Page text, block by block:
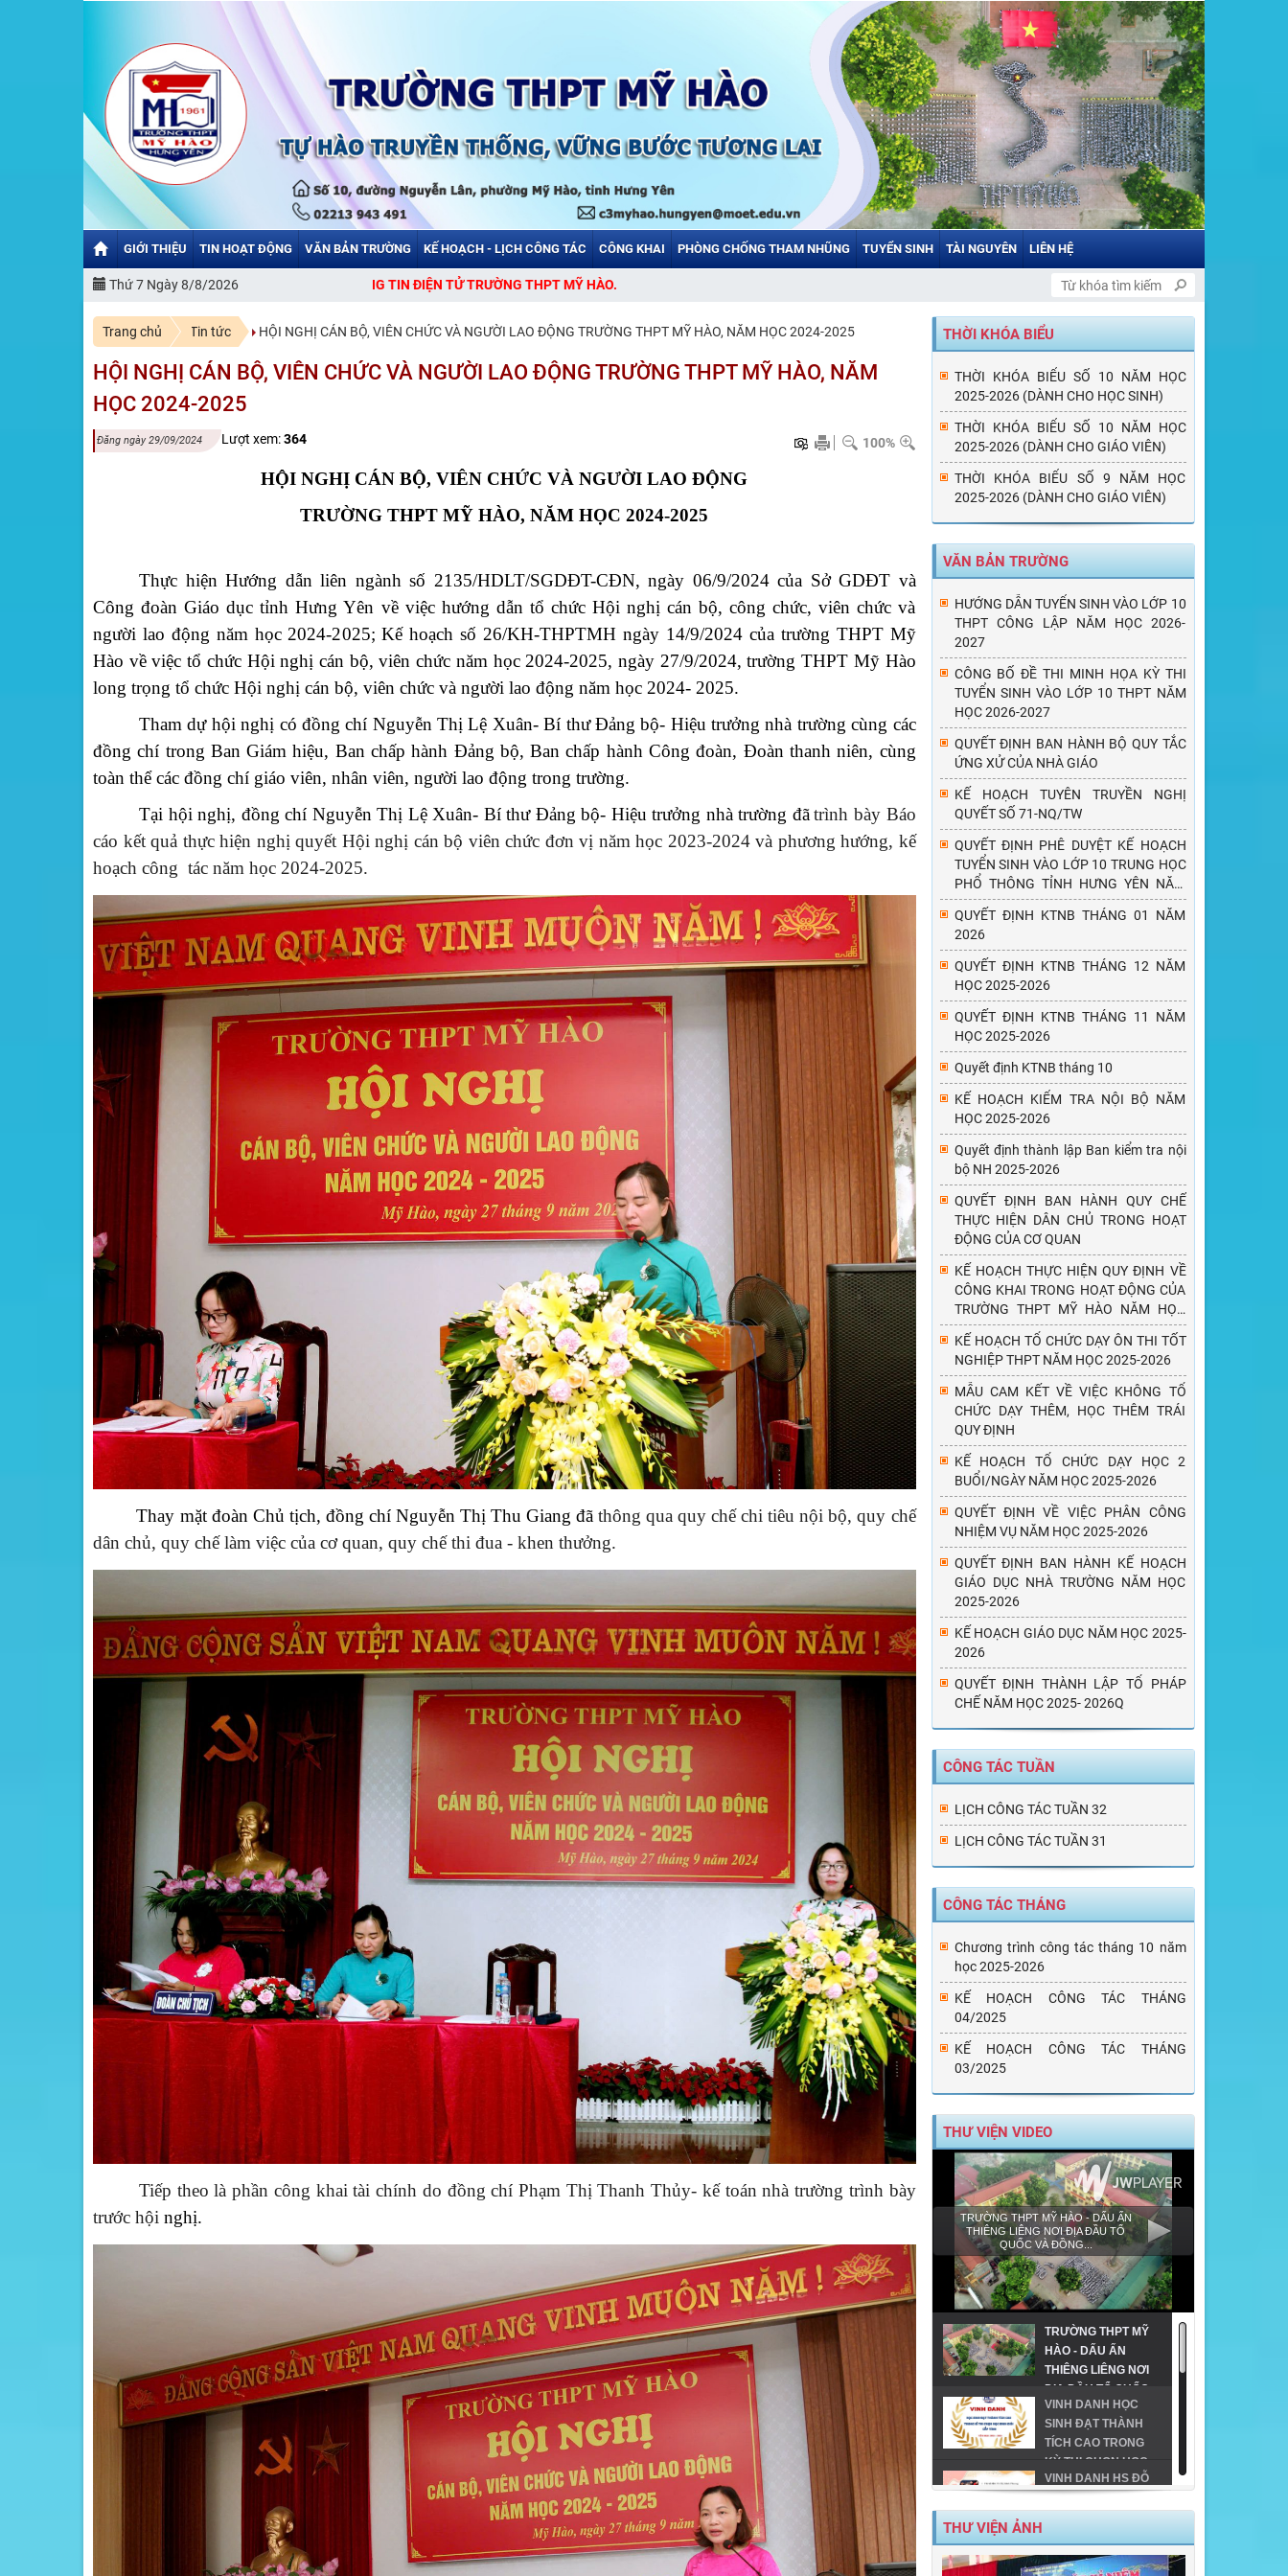
GIỚI THIỆU TIN HOẠT ĐỘNG VĂN BẢN TRƯỜNG KẾ HOẠCH - LỊCH CÔNG TÁC CÔNG KHAI PHÒNG CHỐNG THAM NHŨNG TUYỂN SINH TÀI NGUYÊN LIÊN HỆ
Thứ 7 Ngày 8/8/2026
BẠN ĐẾN VỚI CỔNG THÔNG TIN ĐIỆN TỬ TRƯỜNG THPT MỸ HÀO.
Trang chủ Tin tức HỘI NGHỊ CÁN BỘ, VIÊN CHỨC VÀ NGƯỜI LAO ĐỘNG TRƯỜNG THPT MỸ HÀO, NĂM HỌC 2024-2025
HỘI NGHỊ CÁN BỘ, VIÊN CHỨC VÀ NGƯỜI LAO ĐỘNG TRƯỜNG THPT MỸ HÀO, NĂM
HỌC 2024-2025
Đăng ngày 29/09/2024 Lượt xem:364 100%
HỘI NGHỊ CÁN BỘ, VIÊN CHỨC VÀ NGƯỜI LAO ĐỘNG
TRƯỜNG THPT MỸ HÀO, NĂM HỌC 2024-2025
Thực hiện Hướng dẫn liên ngành số 2135/HDLT/SGDĐT-CĐN, ngày 06/9/2024 của Sở GDĐT và
Công đoàn Giáo dục tỉnh Hưng Yên về việc hướng dẫn tổ chức Hội nghị cán bộ, công chức, viên chức và
người lao động năm học 2024-2025; Kế hoạch số 26/KH-THPTMH ngày 14/9/2024 của trường THPT Mỹ
Hào về việc tổ chức Hội nghị cán bộ, viên chức năm học 2024-2025, ngày 27/9/2024, trường THPT Mỹ Hào
long trọng tổ chức Hội nghị cán bộ, viên chức và người lao động năm học 2024- 2025.
Tham dự hội nghị có đồng chí Nguyễn Thị Lệ Xuân- Bí thư Đảng bộ- Hiệu trưởng nhà trường cùng các
đồng chí trong Ban Giám hiệu, Ban chấp hành Đảng bộ, Ban chấp hành Công đoàn, Đoàn thanh niên, cùng
toàn thể các đồng chí giáo viên, nhân viên, người lao động trong trường.
Tại hội nghị, đồng chí Nguyễn Thị Lệ Xuân- Bí thư Đảng bộ- Hiệu trưởng nhà trường đã trình bày Báo
cáo kết quả thực hiện nghị quyết Hội nghị cán bộ viên chức đơn vị năm học 2023-2024 và phương hướng, kế
hoạch công tác năm học 2024-2025.
Thay mặt đoàn Chủ tịch, đồng chí Nguyễn Thị Thu Giang đã thông qua quy chế chi tiêu nội bộ, quy chế
dân chủ, quy chế làm việc của cơ quan, quy chế thi đua - khen thưởng.
Tiếp theo là phần công khai tài chính do đồng chí Phạm Thị Thanh Thủy- kế toán nhà trường trình bày
trước hội nghị.
THỜI KHÓA BIỂU
THỜI KHÓA BIỂU SỐ 10 NĂM HỌC
2025-2026 (DÀNH CHO HỌC SINH)
THỜI KHÓA BIỂU SỐ 10 NĂM HỌC
2025-2026 (DÀNH CHO GIÁO VIÊN)
THỜI KHÓA BIỂU SỐ 9 NĂM HỌC
2025-2026 (DÀNH CHO GIÁO VIÊN)
VĂN BẢN TRƯỜNG
HƯỚNG DẪN TUYỂN SINH VÀO LỚP 10
THPT CÔNG LẬP NĂM HỌC 2026-
2027
CÔNG BỐ ĐỀ THI MINH HỌA KỲ THI
TUYỂN SINH VÀO LỚP 10 THPT NĂM
HỌC 2026-2027
QUYẾT ĐỊNH BAN HÀNH BỘ QUY TẮC
ỨNG XỬ CỦA NHÀ GIÁO
KẾ HOẠCH TUYÊN TRUYỀN NGHỊ
QUYẾT SỐ 71-NQ/TW
QUYẾT ĐỊNH PHÊ DUYỆT KẾ HOẠCH
TUYỂN SINH VÀO LỚP 10 TRUNG HỌC
PHỔ THÔNG TỈNH HƯNG YÊN NĂM
HỌC 2026-2027
QUYẾT ĐỊNH KTNB THÁNG 01 NĂM
2026
QUYẾT ĐỊNH KTNB THÁNG 12 NĂM
HỌC 2025-2026
QUYẾT ĐỊNH KTNB THÁNG 11 NĂM
HỌC 2025-2026
Quyết định KTNB tháng 10
KẾ HOẠCH KIỂM TRA NỘI BỘ NĂM
HỌC 2025-2026
Quyết định thành lập Ban kiểm tra nội
bộ NH 2025-2026
QUYẾT ĐỊNH BAN HÀNH QUY CHẾ
THỰC HIỆN DÂN CHỦ TRONG HOẠT
ĐỘNG CỦA CƠ QUAN
KẾ HOẠCH THỰC HIỆN QUY ĐỊNH VỀ
CÔNG KHAI TRONG HOẠT ĐỘNG CỦA
TRƯỜNG THPT MỸ HÀO NĂM HỌC
2025 - 2026
KẾ HOẠCH TỔ CHỨC DẠY ÔN THI TỐT
NGHIỆP THPT NĂM HỌC 2025-2026
MẪU CAM KẾT VỀ VIỆC KHÔNG TỔ
CHỨC DẠY THÊM, HỌC THÊM TRÁI
QUY ĐỊNH
KẾ HOẠCH TỔ CHỨC DẠY HỌC 2
BUỔI/NGÀY NĂM HỌC 2025-2026
QUYẾT ĐỊNH VỀ VIỆC PHÂN CÔNG
NHIỆM VỤ NĂM HỌC 2025-2026
QUYẾT ĐỊNH BAN HÀNH KẾ HOẠCH
GIÁO DỤC NHÀ TRƯỜNG NĂM HỌC
2025-2026
KẾ HOẠCH GIÁO DỤC NĂM HỌC 2025-
2026
QUYẾT ĐỊNH THÀNH LẬP TỔ PHÁP
CHẾ NĂM HỌC 2025- 2026Q
CÔNG TÁC TUẦN
LỊCH CÔNG TÁC TUẦN 32
LỊCH CÔNG TÁC TUẦN 31
CÔNG TÁC THÁNG
Chương trình công tác tháng 10 năm
học 2025-2026
KẾ HOẠCH CÔNG TÁC THÁNG
04/2025
KẾ HOẠCH CÔNG TÁC THÁNG
03/2025
THƯ VIỆN VIDEO
TRƯỜNG THPT MỸ HÀO - DẤU ẤN
THIÊNG LIÊNG NƠI ĐỊA ĐẦU TỔ
QUỐC VÀ ĐỒNG...
TRƯỜNG THPT MỸ
HÀO - DẤU ẤN
THIÊNG LIÊNG NƠI
ĐỊA ĐẦU TỔ QUỐC
VÀ ĐỒNG HÀNH
CÙNG GIÁO DỤC
VÙNG CAO!
VINH DANH HỌC
SINH ĐẠT THÀNH
TÍCH CAO TRONG
KỲ THI CHỌN HỌC
SINH GIỎI CẤP TỈNH
VINH DANH HS ĐỖ
ĐH TRÊN 24 ĐIỂM
MỸ HÀO VINH DANH
HỌC SINH GIỎI CẤP
THƯ VIỆN ẢNH